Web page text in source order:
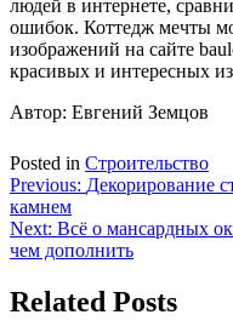
людей в интернете,
ошибок. Коттедж мечты
изображений на сайте
красивых и интересных
Автор: Евгений Земцов
Posted in Строительство
Навигация
по
записям
Previous: Декорирование
камнем
Next: Всё о мансардных
чем дополнить
Related Posts